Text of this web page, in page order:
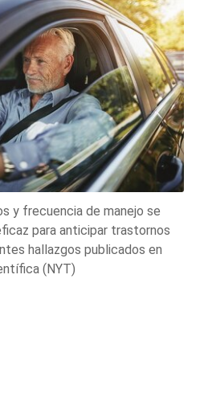
y frecuencia de manejo se
para anticipar trastornos
hallazgos publicados en
(NYT)